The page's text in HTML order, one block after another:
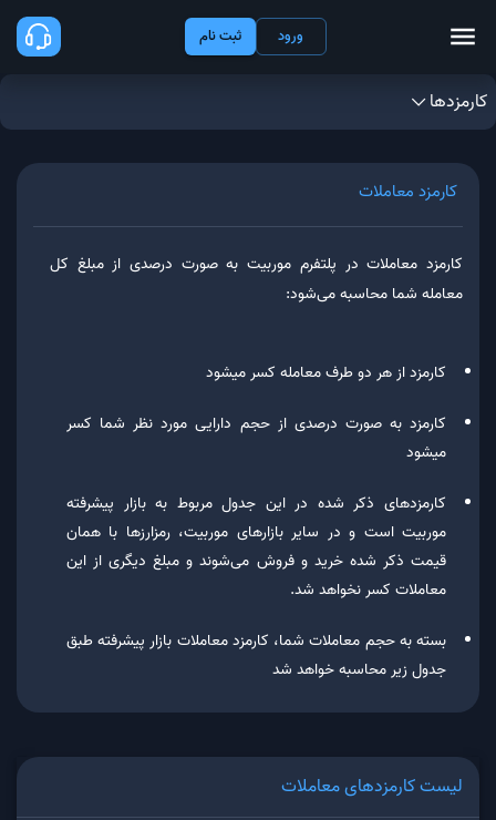
ورود ثبت نام
کارمزدها
کارمزد معاملات
کارمزد معاملات در پلتفرم موربیت به صورت درصدی از مبلغ کل
معامله شما محاسبه می‌شود:
کارمزد از هر دو طرف معامله کسر می‎شود
کارمزد به صورت درصدی از حجم دارایی مورد نظر شما کسر
می‎شود
کارمزدهای ذکر شده در این جدول مربوط به بازار پیشرفته
موربیت است و در سایر بازارهای موربیت، رمزارزها با همان
قیمت ذکر شده خرید و فروش می‌شوند و مبلغ دیگری از این
معاملات کسر نخواهد شد.
بسته به حجم معاملات شما، کارمزد معاملات بازار پیشرفته طبق
جدول زیر محاسبه خواهد شد
لیست کارمزدهای معاملات